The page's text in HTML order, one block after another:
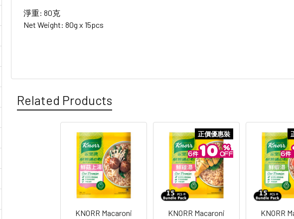
淨重: 80克
Net Weight: 80g x 15pcs
Related Products
KNORR Macaroni
正價優惠裝
KNORR Macaroni
KNORR